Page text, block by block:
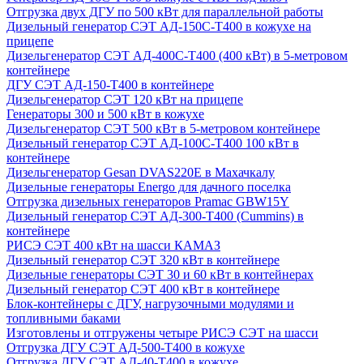
Отгрузка двух ДГУ по 500 кВт для параллельной работы
Дизельный генератор СЭТ АД-150С-Т400 в кожухе на
прицепе
Дизельгенератор СЭТ АД-400С-Т400 (400 кВт) в 5-метровом
контейнере
ДГУ СЭТ АД-150-Т400 в контейнере
Дизельгенератор СЭТ 120 кВт на прицепе
Генераторы 300 и 500 кВт в кожухе
Дизельгенератор СЭТ 500 кВт в 5-метровом контейнере
Дизельный генератор СЭТ АД-100С-Т400 100 кВт в
контейнере
Дизельгенератор Gesan DVAS220E в Махачкалу
Дизельные генераторы Energo для дачного поселка
Отгрузка дизельных генераторов Pramac GВW15Y
Дизельный генератор СЭТ АД-300-Т400 (Cummins) в
контейнере
РИСЭ СЭТ 400 кВт на шасси КАМАЗ
Дизельный генератор СЭТ 320 кВт в контейнере
Дизельные генераторы СЭТ 30 и 60 кВт в контейнерах
Дизельный генератор СЭТ 400 кВт в контейнере
Блок-контейнеры с ДГУ, нагрузочными модулями и
топливными баками
Изготовлены и отгружены четыре РИСЭ СЭТ на шасси
Отгрузка ДГУ СЭТ АД-500-Т400 в кожухе